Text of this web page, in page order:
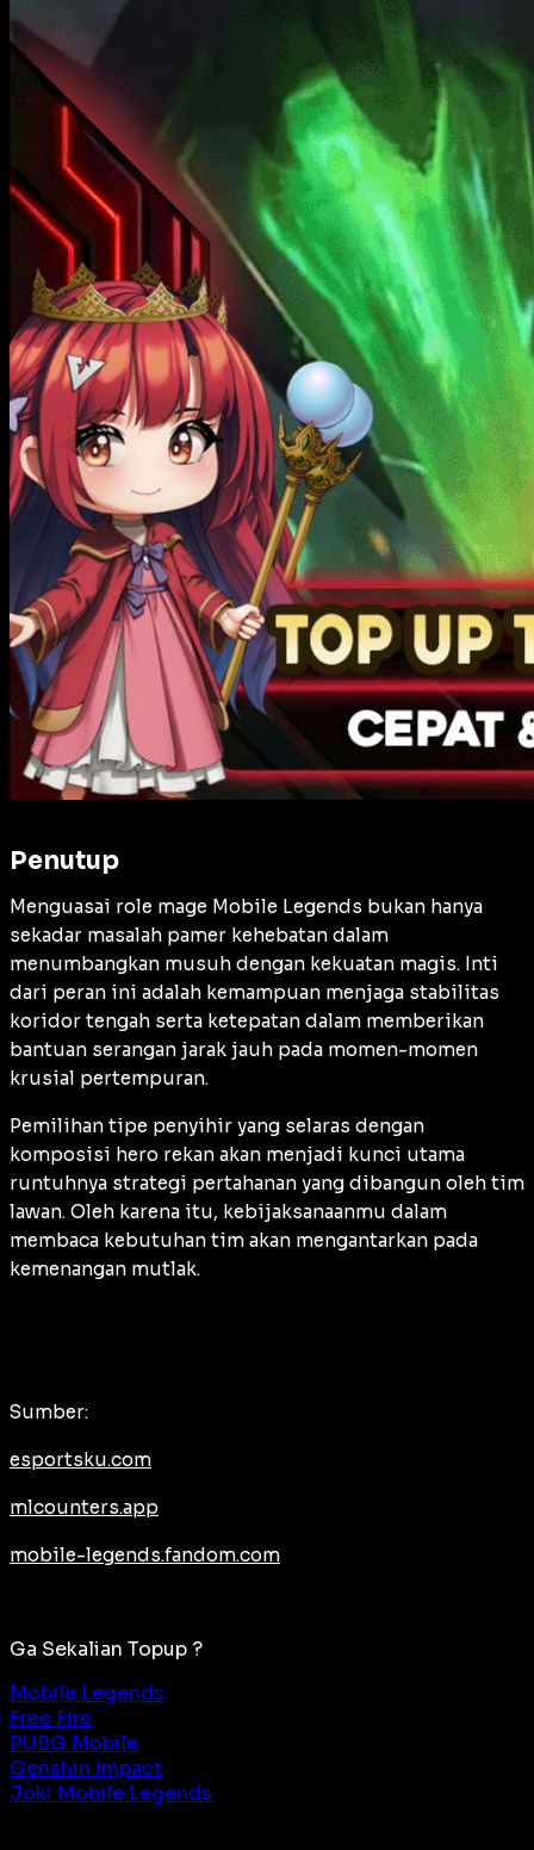
Penutup
Menguasai role mage Mobile Legends bukan hanya
sekadar masalah pamer kehebatan dalam
menumbangkan musuh dengan kekuatan magis. Inti
dari peran ini adalah kemampuan menjaga stabilitas
koridor tengah serta ketepatan dalam memberikan
bantuan serangan jarak jauh pada momen-momen
krusial pertempuran.
Pemilihan tipe penyihir yang selaras dengan
komposisi hero rekan akan menjadi kunci utama
runtuhnya strategi pertahanan yang dibangun oleh tim
lawan. Oleh karena itu, kebijaksanaanmu dalam
membaca kebutuhan tim akan mengantarkan pada
kemenangan mutlak.
Sumber:
esportsku.com
mlcounters.app
mobile-legends.fandom.com
Ga Sekalian Topup ?
Mobile Legends
Free Fire
PUBG Mobile
Genshin Impact
Joki Mobile Legends